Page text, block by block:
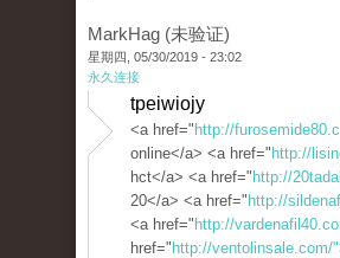
MarkHag (未验证)
星期四, 05/30/2019 - 23:02
永久连接
tpeiwiojy
<a href=" http://
online</a> <a href=" http://
hct</a> <a href=" http://
20</a> <a href=" http://
<a href=" http://
href=" http://ventolinsale.com/